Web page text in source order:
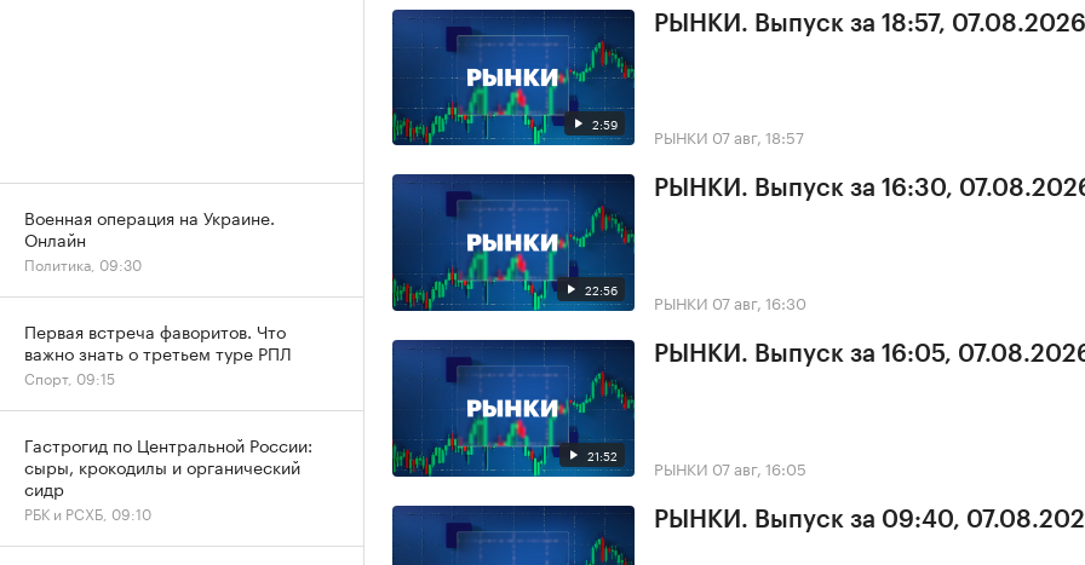
2:59
РЫНКИ. Выпуск за 18:57, 07.08.2026
РЫНКИ 07 авг, 18:57
22:56
РЫНКИ. Выпуск за 16:30,
РЫНКИ 07 авг, 16:30
21:52
РЫНКИ. Выпуск за 16:05,
РЫНКИ 07 авг, 16:05
РЫНКИ. Выпуск за 09:40,
Военная операция на Украине.
Онлайн
Политика, 09:30
Первая встреча фаворитов. Что
важно знать о третьем туре РПЛ
Спорт, 09:15
Гастрогид по Центральной России:
сыры, крокодилы и органический
сидр
РБК и РСХБ, 09:10